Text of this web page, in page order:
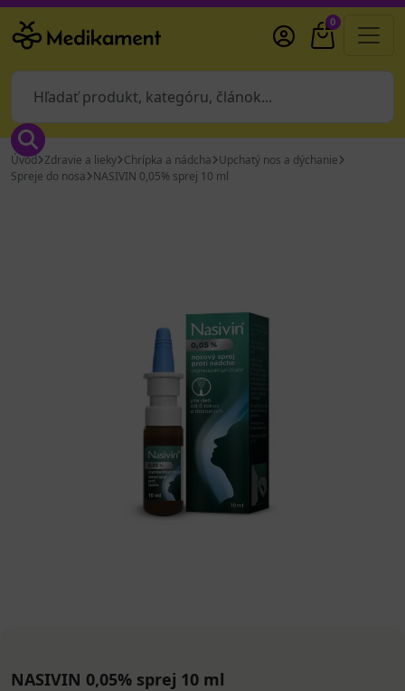
0
Úvod Zdravie a lieky Chrípka a nádcha Upchatý nos a dýchanie
Spreje do nosa NASIVIN 0,05% sprej 10 ml
NASIVIN 0,05% sprej 10 ml